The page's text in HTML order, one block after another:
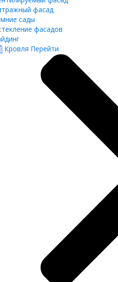
фасад
сады
фасадов
Кровля Перейти